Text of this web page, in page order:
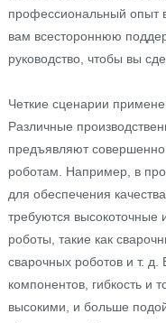
профессиональный опыт
вам всестороннюю
руководство, чтобы вы
Четкие сценарии
Различные
предъявляют
роботам. Например, в
для обеспечения
требуются высокоточные
роботы, такие как
сварочных роботов и т. д.
компонентов, гибкость и
высокими, и больше